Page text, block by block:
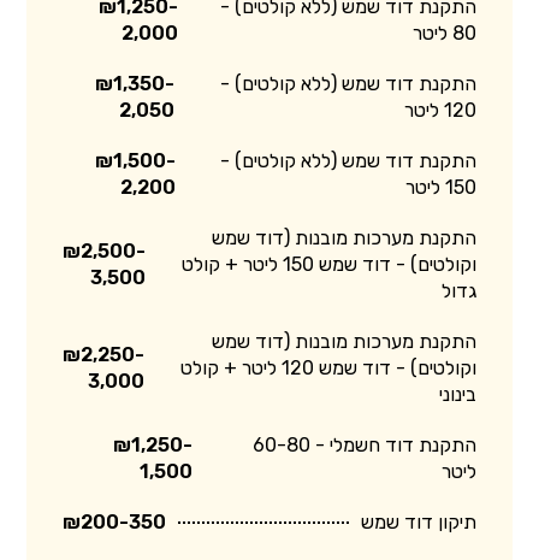
התקנת דוד שמש (ללא קולטים) -
80 ליטר
₪1,250-
2,000
התקנת דוד שמש (ללא קולטים) -
120 ליטר
₪1,350-
2,050
התקנת דוד שמש (ללא קולטים) -
150 ליטר
₪1,500-
2,200
התקנת מערכות מובנות (דוד שמש
וקולטים) - דוד שמש 150 ליטר + קולט
גדול
₪2,500-
3,500
התקנת מערכות מובנות (דוד שמש
וקולטים) - דוד שמש 120 ליטר + קולט
בינוני
₪2,250-
3,000
התקנת דוד חשמלי - 60-80
ליטר
₪1,250-
1,500
תיקון דוד שמש ₪200-350